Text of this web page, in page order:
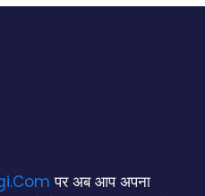
पर अब आप अपना